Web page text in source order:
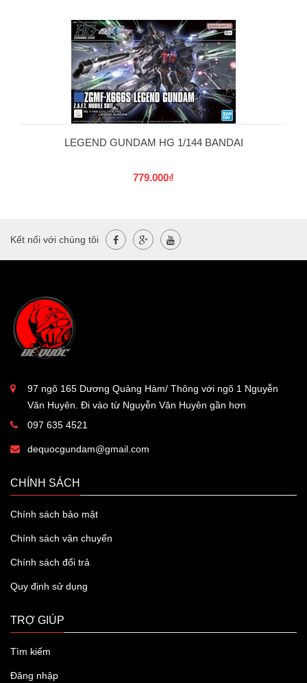
LEGEND GUNDAM HG 1/144 BANDAI
779.000₫
Kết nối với chúng tôi
97 ngõ 165 Dương Quảng Hàm/ Thông với ngõ 1 Nguyễn
Văn Huyên. Đi vào từ Nguyễn Văn Huyên gần hơn
097 635 4521
dequocgundam@gmail.com
CHÍNH SÁCH
Chính sách bảo mật
Chính sách vận chuyển
Chính sách đổi trả
Quy định sử dụng
TRỢ GIÚP
Tìm kiếm
Đăng nhập